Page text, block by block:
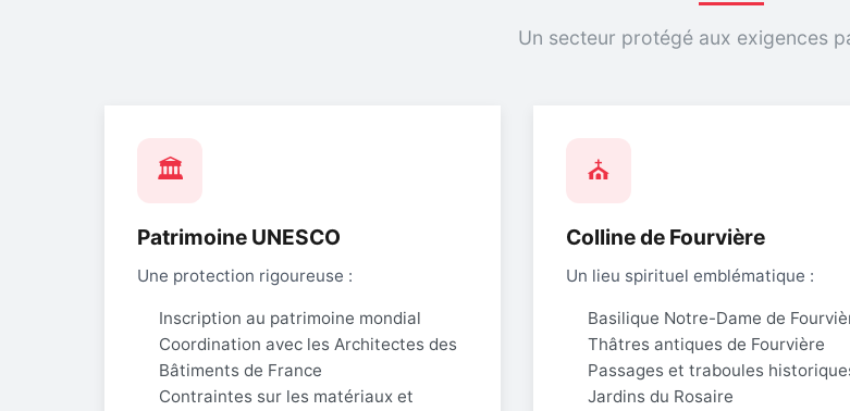
Un secteur protégé aux exigences
🏛️
Patrimoine UNESCO
Une protection rigoureuse :
Inscription au patrimoine mondial
Coordination avec les Architectes des
Bâtiments de France
Contraintes sur les matériaux et
⛪
Colline de Fourvière
Un lieu spirituel emblématique :
Basilique Notre-Dame de
Thâtres antiques de Fourvière
Passages et traboules
Jardins du Rosaire